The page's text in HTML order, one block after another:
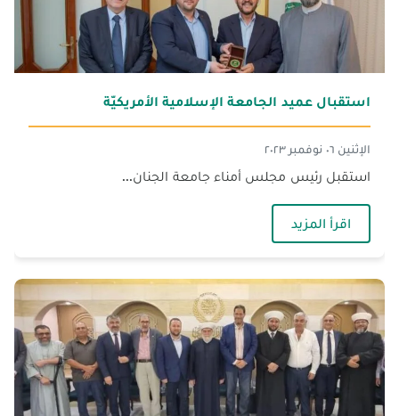
استقبال عميد الجامعة الإسلامية الأمريكيّة
الإثنين ٠٦ نوفمبر ٢٠٢٣
استقبل رئيس مجلس أمناء جامعة الجنان...
اقرأ المزيد— استقبال عميد الجامعة الإسلامية الأمريكيّة